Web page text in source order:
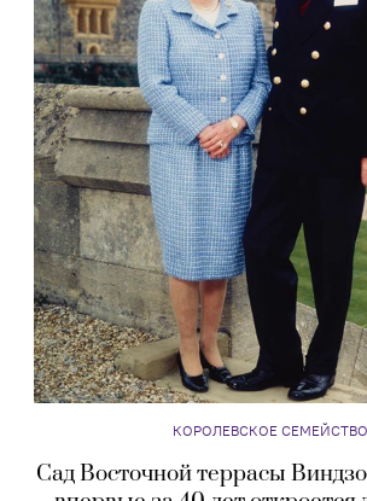
КОРОЛЕВСКОЕ СЕМЕЙСТВО
Сад Восточной террасы